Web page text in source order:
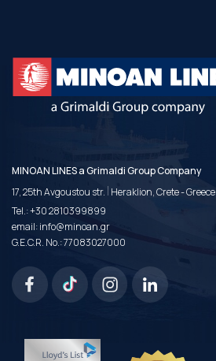
MINOAN LINES a Grimaldi Group Company
17, 25th Avgoustou str. | Heraklion, Crete - Greece
Tel.:+30 2810399899
email:info@minoan.gr
G.E.C.R. No.: 77083027000